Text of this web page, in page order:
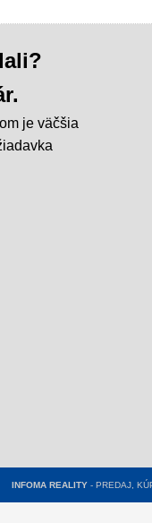
je väčšia
INFOMA REALITY - PREDAJ,